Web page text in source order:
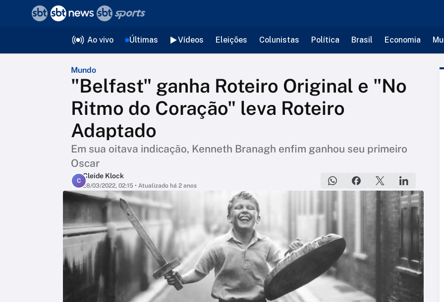
Ao vivo Últimas Vídeos Eleições Colunistas Política Brasil Economia
Mundo
"Belfast" ganha Roteiro Original e "No
Ritmo do Coração" leva Roteiro
Adaptado
Em sua oitava indicação, Kenneth Branagh enfim ganhou seu primeiro
Oscar
C
Cleide Klock
28/03/2022, 02:15 • Atualizado há 2 anos
voltar
Editorias